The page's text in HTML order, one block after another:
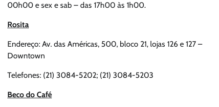
00h00 e sex e sab – das 17h00 às 1h00.
Rosita
Endereço: Av. das Américas, 500, bloco 21, lojas 126 e 127 –
Downtown
Telefones: (21) 3084-5202; (21) 3084-5203
Beco do Café